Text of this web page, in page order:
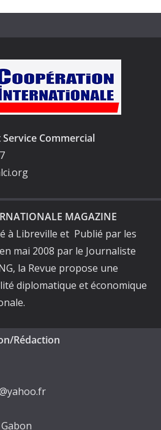
Commercial
MAGAZINE
à Libreville et Publié par les
mai 2008 par le Journaliste
la Revue propose une
diplomatique et économique
Rédaction